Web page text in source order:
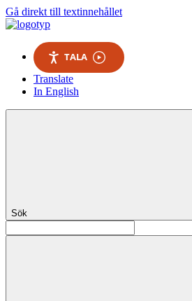
Gå direkt till textinnehållet
TALA
Translate
In English
Sök